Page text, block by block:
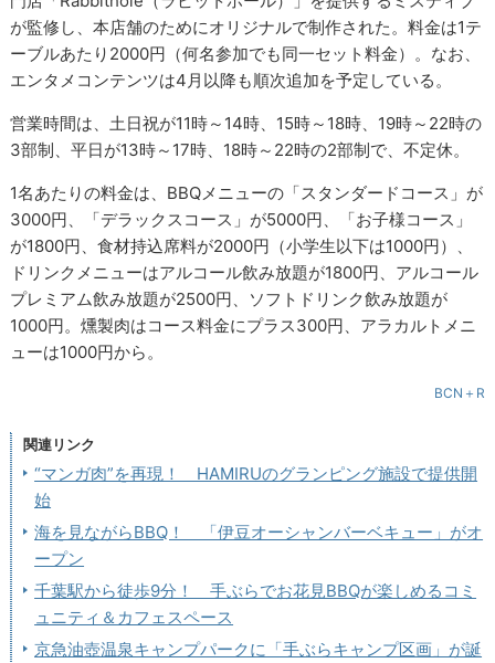
が監修し、本店舗のためにオリジナルで制作された。料金は1テ
ーブルあたり2000円（何名参加でも同一セット料金）。なお、
エンタメコンテンツは4月以降も順次追加を予定している。
営業時間は、土日祝が11時～14時、15時～18時、19時～22時の
3部制、平日が13時～17時、18時～22時の2部制で、不定休。
1名あたりの料金は、BBQメニューの「スタンダードコース」が
3000円、「デラックスコース」が5000円、「お子様コース」
が1800円、食材持込席料が2000円（小学生以下は1000円）、
ドリンクメニューはアルコール飲み放題が1800円、アルコール
プレミアム飲み放題が2500円、ソフトドリンク飲み放題が
1000円。燻製肉はコース料金にプラス300円、アラカルトメニ
ューは1000円から。
BCN＋R
関連リンク
“マンガ肉”を再現！ HAMIRUのグランピング施設で提供開
始
海を見ながらBBQ！ 「伊豆オーシャンバーベキュー」がオ
ープン
千葉駅から徒歩9分！ 手ぶらでお花見BBQが楽しめるコミ
ュニティ＆カフェスペース
京急油壺温泉キャンプパークに「手ぶらキャンプ区画」が誕